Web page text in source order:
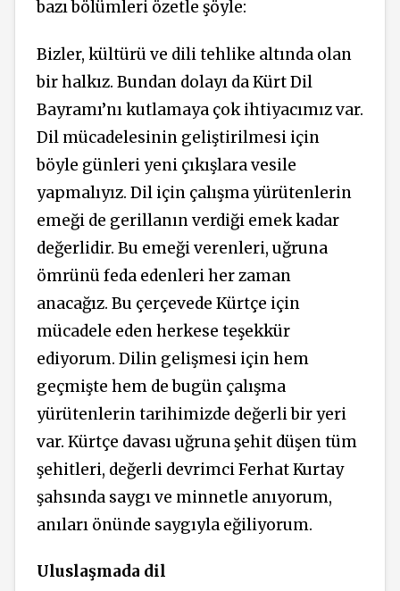
bazı bölümleri özetle şöyle:
Bizler, kültürü ve dili tehlike altında olan
bir halkız. Bundan dolayı da Kürt Dil
Bayramı’nı kutlamaya çok ihtiyacımız var.
Dil mücadelesinin geliştirilmesi için
böyle günleri yeni çıkışlara vesile
yapmalıyız. Dil için çalışma yürütenlerin
emeği de gerillanın verdiği emek kadar
değerlidir. Bu emeği verenleri, uğruna
ömrünü feda edenleri her zaman
anacağız. Bu çerçevede Kürtçe için
mücadele eden herkese teşekkür
ediyorum. Dilin gelişmesi için hem
geçmişte hem de bugün çalışma
yürütenlerin tarihimizde değerli bir yeri
var. Kürtçe davası uğruna şehit düşen tüm
şehitleri, değerli devrimci Ferhat Kurtay
şahsında saygı ve minnetle anıyorum,
anıları önünde saygıyla eğiliyorum.
Uluslaşmada dil